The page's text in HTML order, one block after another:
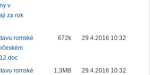
v
za rok
romské
672k 29.4.2016 10:32
romské
1,3MB 29.4.2016 10:32